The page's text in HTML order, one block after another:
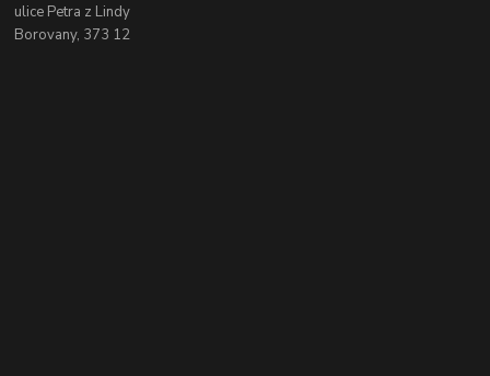
ulice Petra z Lindy
Borovany, 373 12